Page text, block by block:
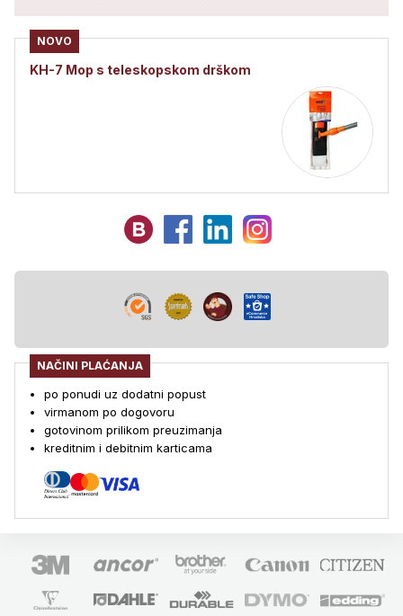
NOVO
KH-7 Mop s teleskopskom drškom
NAČINI PLAĆANJA
po ponudi uz dodatni popust
virmanom po dogovoru
gotovinom prilikom preuzimanja
kreditnim i debitnim karticama